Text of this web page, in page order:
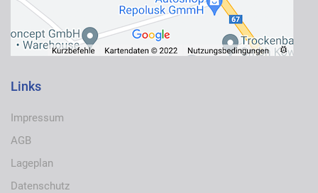
Links
Impressum
AGB
Lageplan
Datenschutz